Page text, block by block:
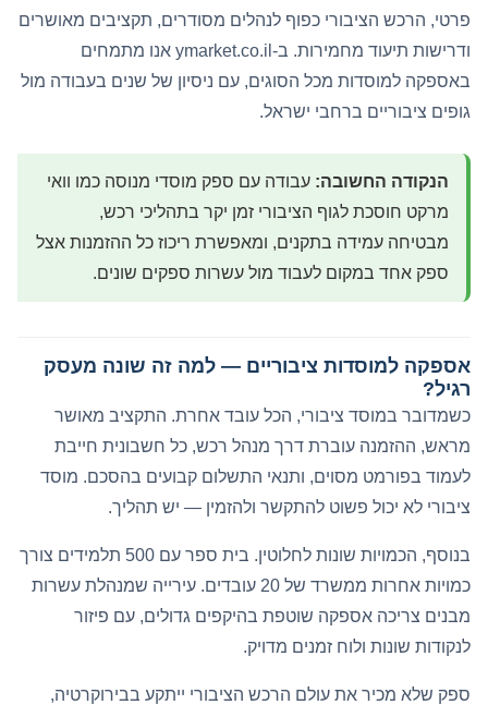
פרטי, הרכש הציבורי כפוף לנהלים מסודרים, תקציבים מאושרים
ודרישות תיעוד מחמירות. ב- ymarket.co.il אנו מתמחים
באספקה למוסדות מכל הסוגים, עם ניסיון של שנים בעבודה מול
גופים ציבוריים ברחבי ישראל.
הנקודה החשובה: עבודה עם ספק מוסדי מנוסה כמו וואי
מרקט חוסכת לגוף הציבורי זמן יקר בתהליכי רכש,
מבטיחה עמידה בתקנים, ומאפשרת ריכוז כל ההזמנות אצל
ספק אחד במקום לעבוד מול עשרות ספקים שונים.
אספקה למוסדות ציבוריים — למה זה שונה מעסק
רגיל?
כשמדובר במוסד ציבורי, הכל עובד אחרת. התקציב מאושר
מראש, ההזמנה עוברת דרך מנהל רכש, כל חשבונית חייבת
לעמוד בפורמט מסוים, ותנאי התשלום קבועים בהסכם. מוסד
ציבורי לא יכול פשוט להתקשר ולהזמין — יש תהליך.
בנוסף, הכמויות שונות לחלוטין. בית ספר עם 500 תלמידים צורך
כמויות אחרות ממשרד של 20 עובדים. עירייה שמנהלת עשרות
מבנים צריכה אספקה שוטפת בהיקפים גדולים, עם פיזור
לנקודות שונות ולוח זמנים מדויק.
ספק שלא מכיר את עולם הרכש הציבורי ייתקע בבירוקרטיה,